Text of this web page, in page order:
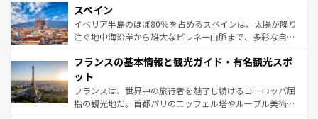
ろん、トスカーナの美しい田園風景やアマルフィ海岸の絶
景など、自然景観も見逃せない。観光の合間には、本場の
ピザやパスタなど、絶品のイタリア料理を堪能することも
ませてくれるイタリアで、忘れられない旅をしてみよう！
なお、新着のイタリア情報は
しい。
スペイン
イベリア半島のほぼ80％を占めるスペインは、太陽が降り
注ぐ地中海沿岸から雄大なピレネー山脈まで、多彩な自然
文化が根付くこの国では、情熱的なフラメンコ、熱気あふ
れる闘牛、そして美味しいタパスが生活の一部となってい
る。首都マドリードの洗練された雰囲気や、バルセロナの
アートに溢れた街角から、地方では古代ローマ遺跡や中世
フランスの基本情報と観光ガイド・有名観光スポ
ット
フランスは、世界中の旅行者を魅了し続けるヨーロッパ屈
指の観光地だ。首都パリのエッフェル塔やルーブル美術館